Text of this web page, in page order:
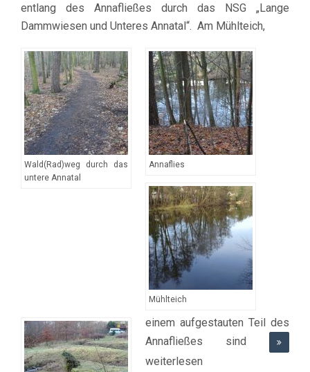
entlang des Annafließes durch das NSG „Lange
Dammwiesen und Unteres Annatal“. Am Mühlteich,
Wald(Rad)weg durch das
untere Annatal
Annaflies
Mühlteich
einem aufgestauten Teil des
Annafließes sind
weiterlesen